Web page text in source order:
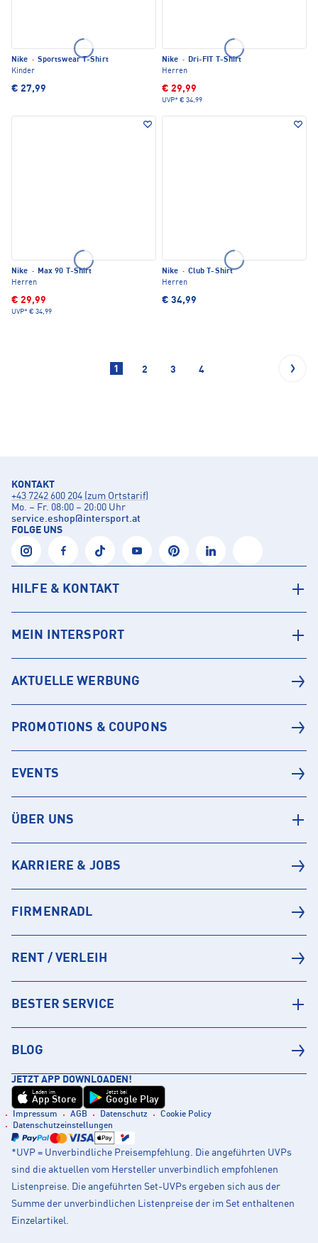
Nike · Sportswear T-Shirt
Kinder
€ 27,99
Nike · Dri-FIT T-Shirt
Herren
€ 29,99
UVP* € 34,99
Nike · Max 90 T-Shirt
Herren
€ 29,99
UVP* € 34,99
Nike · Club T-Shirt
Herren
€ 34,99
1 2 3 4
KONTAKT
+43 7242 600 204 (zum Ortstarif)
Mo. – Fr. 08:00 – 20:00 Uhr
service.eshop@intersport.at
FOLGE UNS
HILFE & KONTAKT
MEIN INTERSPORT
AKTUELLE WERBUNG
PROMOTIONS & COUPONS
EVENTS
ÜBER UNS
KARRIERE & JOBS
FIRMENRADL
RENT / VERLEIH
BESTER SERVICE
BLOG
JETZT APP DOWNLOADEN!
Laden im
App Store
Jetzt bei
Google Play
Impressum AGB Datenschutz
Cookie Policy
Datenschutzeinstellungen
*UVP = Unverbindliche Preisempfehlung. Die angeführten UVPs
sind die aktuellen vom Hersteller unverbindlich empfohlenen
Listenpreise. Die angeführten Set-UVPs ergeben sich aus der
Summe der unverbindlichen Listenpreise der im Set enthaltenen
Einzelartikel.